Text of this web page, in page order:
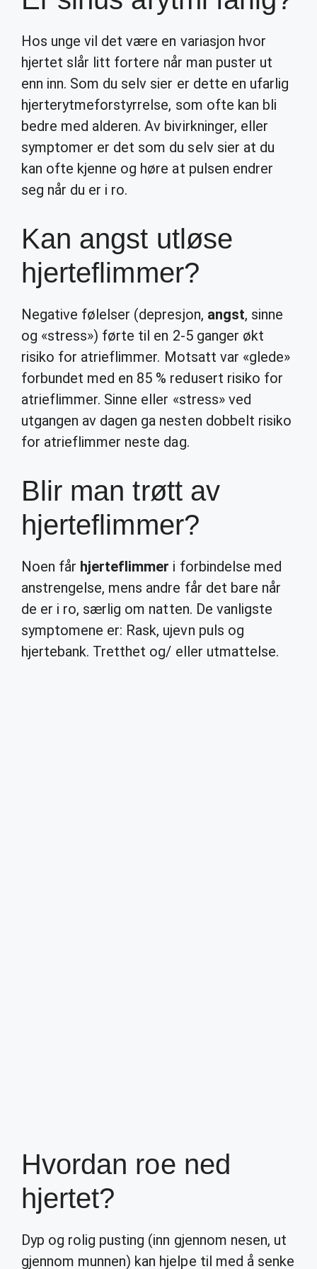
Hos unge vil det være en variasjon hvor
hjertet slår litt fortere når man puster ut
enn inn. Som du selv sier er dette en ufarlig
hjerterytmeforstyrrelse, som ofte kan bli
bedre med alderen. Av bivirkninger, eller
symptomer er det som du selv sier at du
kan ofte kjenne og høre at pulsen endrer
seg når du er i ro.
Kan angst utløse
hjerteflimmer?
Negative følelser (depresjon, angst, sinne
og «stress») førte til en 2-5 ganger økt
risiko for atrieflimmer. Motsatt var «glede»
forbundet med en 85 % redusert risiko for
atrieflimmer. Sinne eller «stress» ved
utgangen av dagen ga nesten dobbelt risiko
for atrieflimmer neste dag.
Blir man trøtt av
hjerteflimmer?
Noen får hjerteflimmer i forbindelse med
anstrengelse, mens andre får det bare når
de er i ro, særlig om natten. De vanligste
symptomene er: Rask, ujevn puls og
hjertebank. Tretthet og/ eller utmattelse.
Hvordan roe ned
hjertet?
Dyp og rolig pusting (inn gjennom nesen, ut
gjennom munnen) kan hjelpe til med å senke